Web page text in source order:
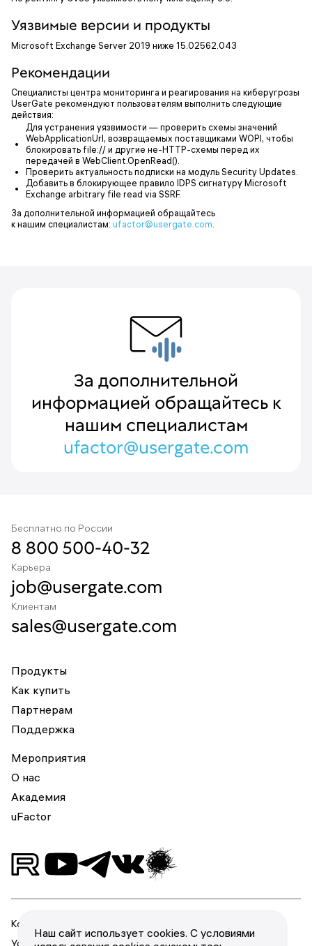
Уязвимые версии и продукты
Microsoft Exchange Server 2019 ниже 15.02562.043
Рекомендации
Специалисты центра мониторинга и реагирования на киберугрозы
UserGate рекомендуют пользователям выполнить следующие
действия:
Для устранения уязвимости — проверить схемы значений
WebApplicationUrl, возвращаемых поставщиками WOPI, чтобы
блокировать file:// и другие не-HTTP-схемы перед их
передачей в WebClient.OpenRead().
Проверить актуальность подписки на модуль Security Updates.
Добавить в блокирующее правило IDPS сигнатуру Microsoft
Exchange arbitrary file read via SSRF.
За дополнительной информацией обращайтесь
к нашим специалистам: ufactor@usergate.com.
За дополнительной
информацией обращайтесь к
нашим специалистам
ufactor@usergate.com
Бесплатно по России
8 800 500-40-32
Карьера
job@usergate.com
Клиентам
sales@usergate.com
Продукты
Как купить
Партнерам
Поддержка
Мероприятия
О нас
Академия
uFactor
Конфиденциальность
Условия использования
Наш сайт использует cookies. С условиями